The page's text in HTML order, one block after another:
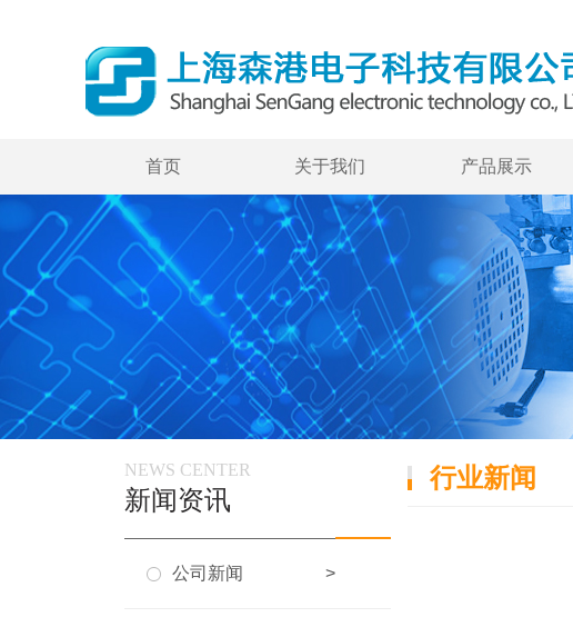
首页 关于我们 产品展示
行业新闻
NEWS CENTER
新闻资讯
公司新闻 >